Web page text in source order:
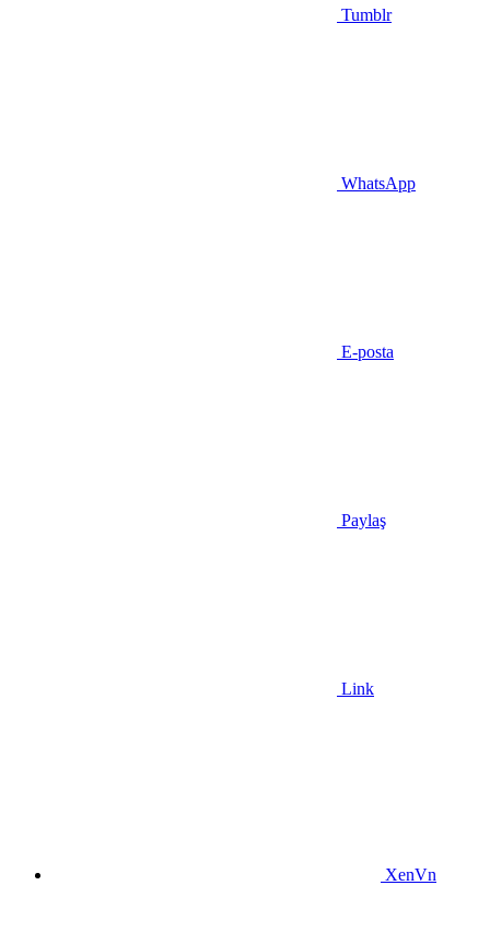
Tumblr
WhatsApp
E-posta
Paylaş
Link
XenVn